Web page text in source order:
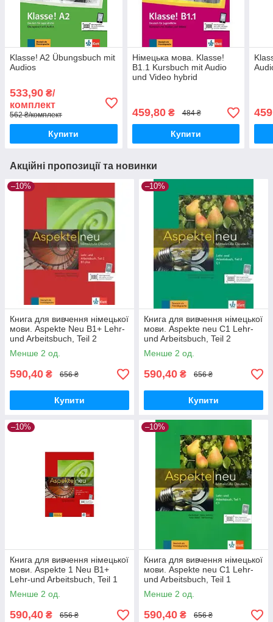
Klasse! A2 Übungsbuch mit
Audios
533,90 ₴/
комплект
562 ₴/комплект
Купити
Німецька мова. Klasse!
B1.1 Kursbuch mit Audio
und Video hybrid
459,80₴ 484 ₴
Купити
Акційні пропозиції та новинки
–10%
Книга для вивчення німецької
мови. Aspekte Neu B1+ Lehr-
und Arbeitsbuch, Teil 2
Менше 2 од.
590,40 ₴ 656 ₴
Купити
–10%
Книга для вивчення німецької
мови. Aspekte neu C1 Lehr-
und Arbeitsbuch, Teil 2
Менше 2 од.
590,40 ₴ 656 ₴
Купити
–10%
Книга для вивчення німецької
мови. Aspekte 1 Neu B1+
Lehr-und Arbeitsbuch, Teil 1
Менше 2 од.
590,40 ₴ 656 ₴
–10%
Книга для вивчення німецької
мови. Aspekte neu C1 Lehr-
und Arbeitsbuch, Teil 1
Менше 2 од.
590,40 ₴ 656 ₴